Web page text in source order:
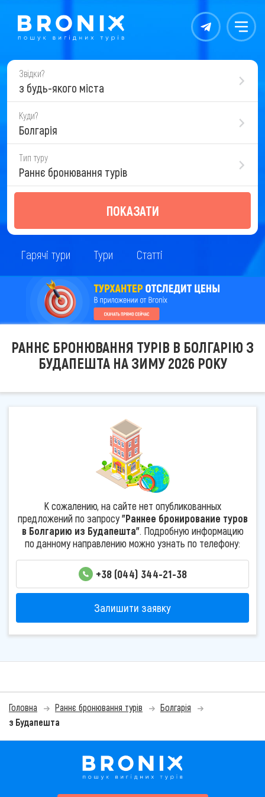
Контакты Меню
Звідки?
з будь-якого міста
Куди?
Болгарія
Тип туру
Раннє бронювання турів
ПОКАЗАТИ
Гарячі тури Тури Статті
РАННЄ БРОНЮВАННЯ ТУРІВ В БОЛГАРІЮ З
БУДАПЕШТА НА ЗИМУ 2026 РОКУ
К сожалению, на сайте нет опубликованных
предложений по запросу"Раннее бронирование туров
в Болгарию из Будапешта". Подробную информацию
по данному направлению можно узнать по телефону:
+38 (044) 344-21-38
Залишити заявку
Головна Раннє бронювання турів
Болгарія
з Будапешта